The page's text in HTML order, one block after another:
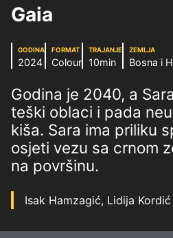
Gaia
GODINA
2024
FORMAT
Colour
TRAJANJE
10min
ZEMLJA
Bosna i
Godina je 2040, a
teški oblaci i pada
kiša. Sara ima priliku
osjeti vezu sa crnom
na površinu.
Isak Hamzagić, Lidija Kordić